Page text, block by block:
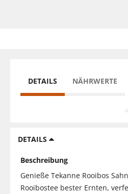
DETAILS NÄHRWERTE
DETAILS
Beschreibung
Genieße Tekanne Rooibos
Rooibostee bester Ernten,